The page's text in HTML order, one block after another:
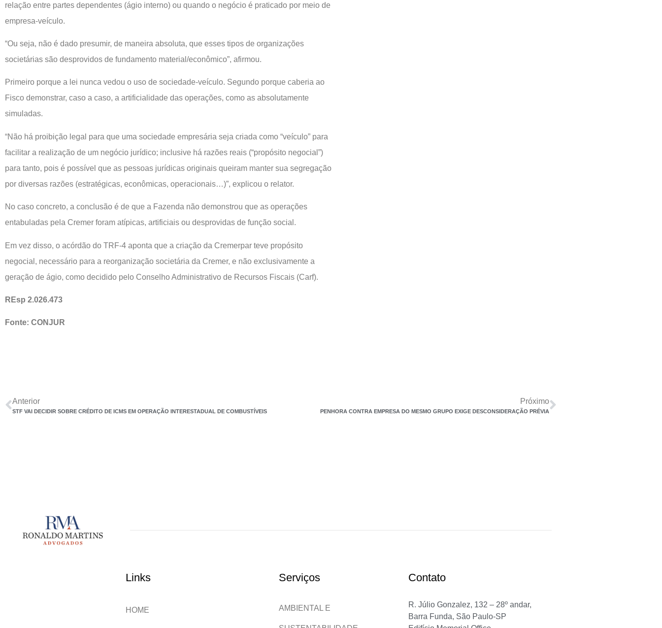
relação entre partes dependentes (ágio interno) ou quando o negócio é praticado por meio de
empresa-veículo.
“Ou seja, não é dado presumir, de maneira absoluta, que esses tipos de organizações
societárias são desprovidos de fundamento material/econômico”, afirmou.
Primeiro porque a lei nunca vedou o uso de sociedade-veículo. Segundo porque caberia ao
Fisco demonstrar, caso a caso, a artificialidade das operações, como as absolutamente
simuladas.
“Não há proibição legal para que uma sociedade empresária seja criada como “veículo” para
facilitar a realização de um negócio jurídico; inclusive há razões reais (“propósito negocial”)
para tanto, pois é possível que as pessoas jurídicas originais queiram manter sua segregação
por diversas razões (estratégicas, econômicas, operacionais…)”, explicou o relator.
No caso concreto, a conclusão é de que a Fazenda não demonstrou que as operações
entabuladas pela Cremer foram atípicas, artificiais ou desprovidas de função social.
Em vez disso, o acórdão do TRF-4 aponta que a criação da Cremerpar teve propósito
negocial, necessário para a reorganização societária da Cremer, e não exclusivamente a
geração de ágio, como decidido pelo Conselho Administrativo de Recursos Fiscais (Carf).
REsp 2.026.473
Fonte: CONJUR
Anterior
STF VAI DECIDIR SOBRE CRÉDITO DE ICMS EM OPERAÇÃO INTERESTADUAL DE COMBUSTÍVEIS
Próximo
PENHORA CONTRA EMPRESA DO MESMO GRUPO EXIGE DESCONSIDERAÇÃO PRÉVIA
Links
HOME
Serviços
AMBIENTAL E
Contato
R. Júlio Gonzalez, 132 – 28º andar,
Barra Funda, São Paulo-SP